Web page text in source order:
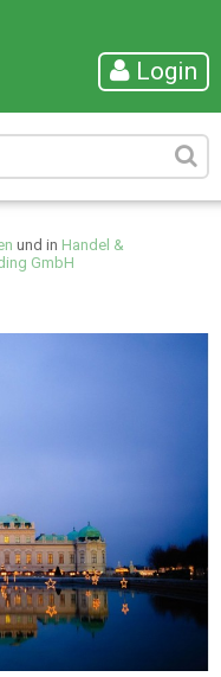
Login
und in Handel &
GmbH